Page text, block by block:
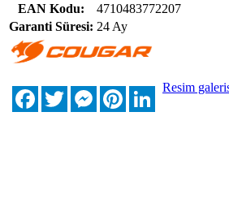
EAN Kodu:
4710483772207
Garanti Süresi: 24 Ay
FacebookTwitterMessengerPinterestLinkedIn
Resim